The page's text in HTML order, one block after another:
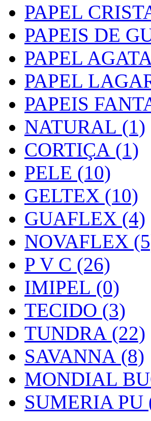
PAPEL
PAPEIS DE
PAPEL
PAPEL
PAPEIS
NATURAL (1)
CORTIÇA (1)
PELE (10)
GELTEX (10)
GUAFLEX (4)
NOVAFLEX
P V C (26)
IMIPEL (0)
TECIDO (3)
TUNDRA (22)
SAVANNA (8)
MONDIAL
SUMERIA PU